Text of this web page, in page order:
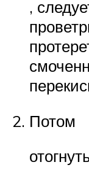
,
Потом